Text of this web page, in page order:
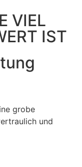
VIEL
IST
grobe
und